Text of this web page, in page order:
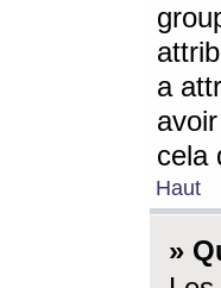
a
cela
Haut
»